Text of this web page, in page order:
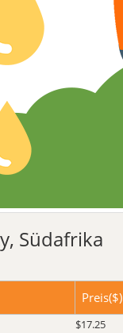
Südafrika
Preis($)
$17.25